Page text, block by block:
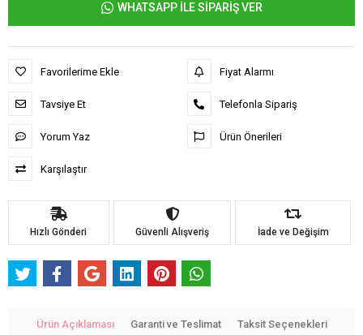
WHATSAPP İLE SİPARİŞ VER
Favorilerime Ekle
Tavsiye Et
Yorum Yaz
Karşılaştır
Fiyat Alarmı
Telefonla Sipariş
Ürün Önerileri
Hızlı Gönderi Güvenli Alışveriş İade ve Değişim
Ürün Açıklaması Garanti ve Teslimat Taksit Seçenekleri